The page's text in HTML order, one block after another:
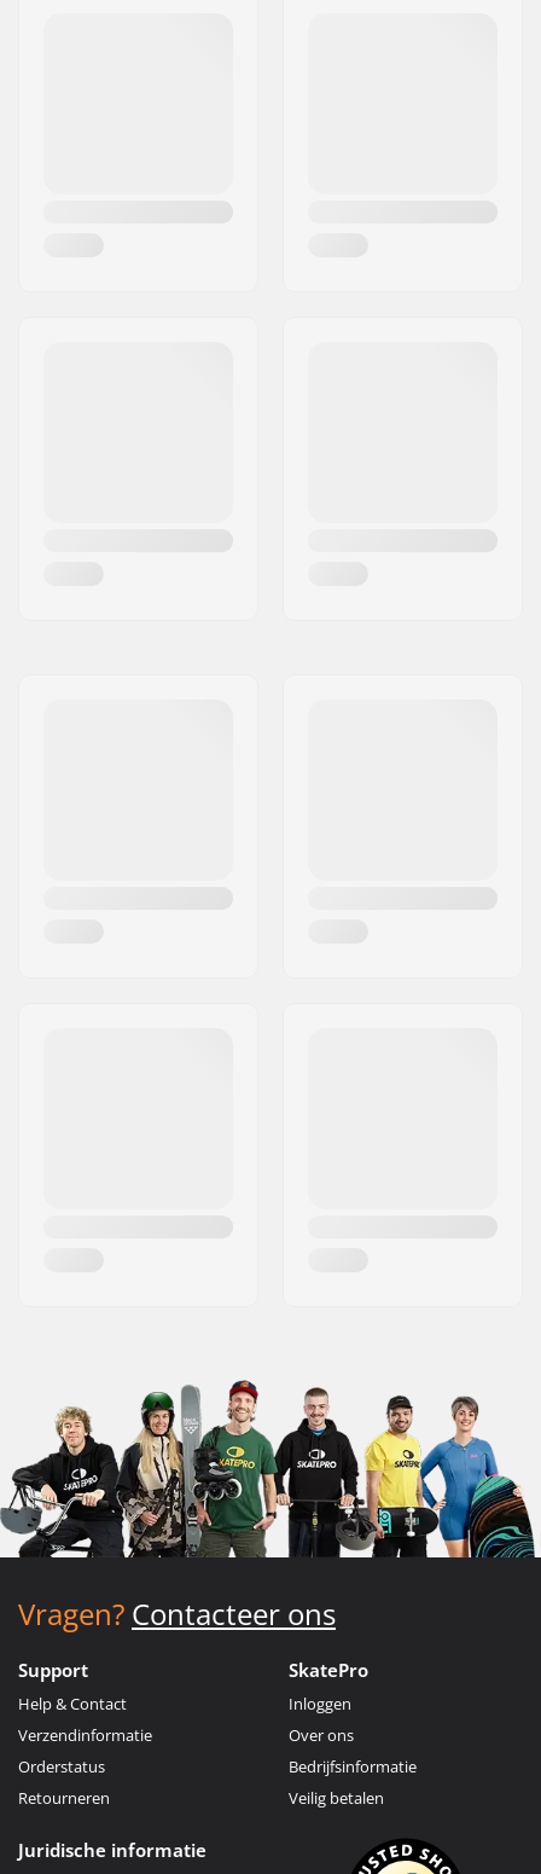
Vragen? Contacteer ons
Support
Help & Contact
Verzendinformatie
Orderstatus
Retourneren
SkatePro
Inloggen
Over ons
Bedrijfsinformatie
Veilig betalen
Juridische informatie